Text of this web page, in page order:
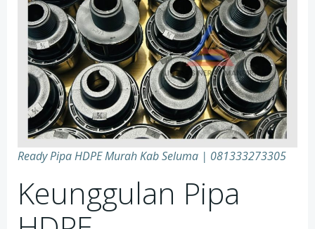
Ready Pipa HDPE Murah Kab Seluma | 081333273305
Keunggulan Pipa